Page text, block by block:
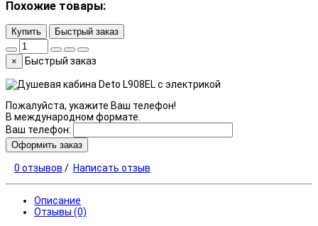
Похожие товары:
Купить Быстрый заказ
× Быстрый заказ
Пожалуйста, укажите Ваш телефон!
В международном формате.
Ваш телефон:
Оформить заказ
0 отзывов / Написать отзыв
Описание
Отзывы (0)